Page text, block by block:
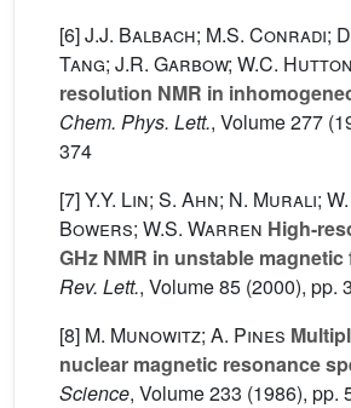
[6]J.J. Balbach; M.S. Conradi;
Tang; J.R. Garbow; W.C. Hutton
resolution NMR in
Chem. Phys. Lett., Volume 277
374
[7]Y.Y. Lin; S. Ahn; N. Murali;
Bowers; W.S. Warren High-
GHz NMR in unstable
Rev. Lett., Volume 85 (2000), pp.
[8] M. Munowitz; A. Pines
nuclear magnetic resonance
Science, Volume 233 (1986), pp.